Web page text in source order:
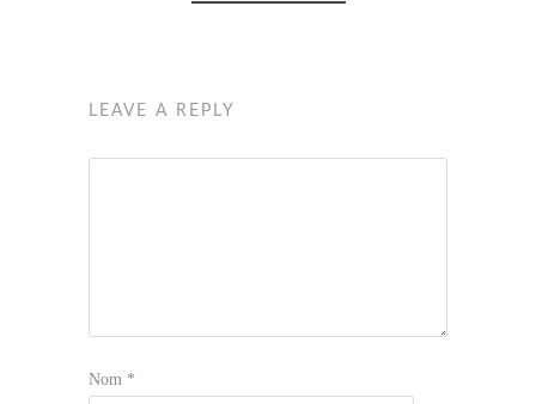
LEAVE A REPLY
Nom *